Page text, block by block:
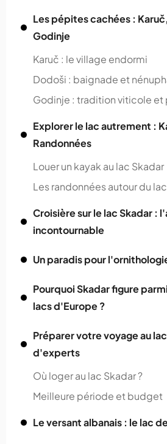
Les pépites cachées :
Godinje
Karuč : le village endormi
Dodoši : baignade et
Godinje : tradition viticole et
Explorer le lac autrement :
Randonnées
Louer un kayak au lac Skadar
Les randonnées autour du lac
Croisière sur le lac Skadar :
incontournable
Un paradis pour
Pourquoi Skadar figure
lacs d'Europe ?
Préparer votre voyage au
d'experts
Où loger au lac Skadar ?
Meilleure période et budget
Le versant albanais : le lac